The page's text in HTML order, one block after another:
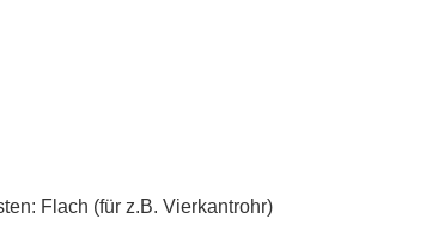
Flach (für z.B. Vierkantrohr)